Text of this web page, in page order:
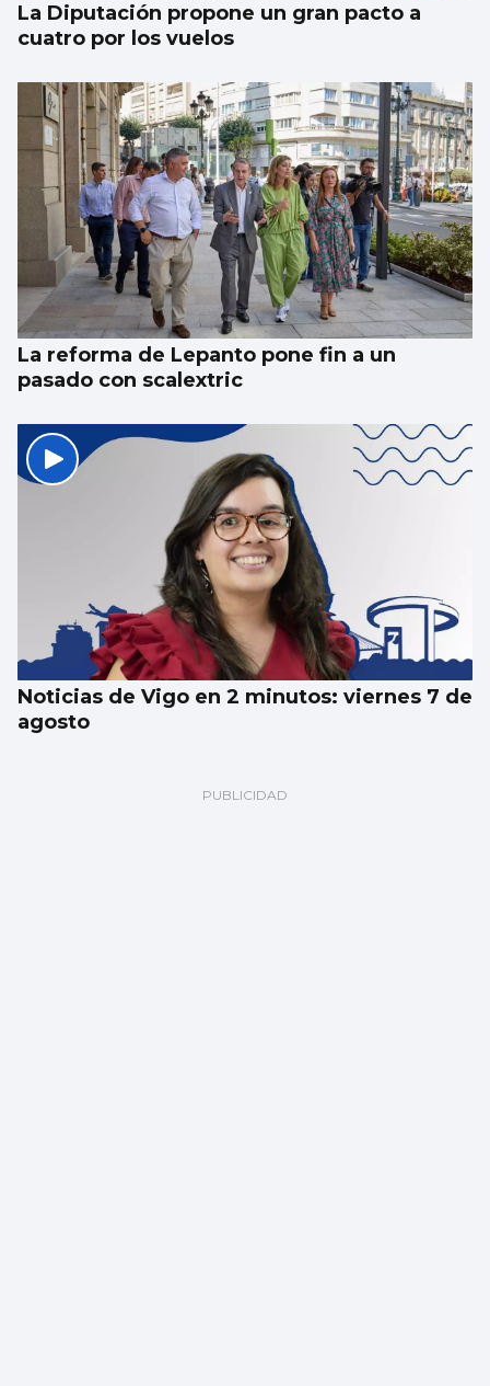
La Diputación propone un gran pacto a
cuatro por los vuelos
La reforma de Lepanto pone fin a un
pasado con scalextric
Noticias de Vigo en 2 minutos: viernes 7 de
agosto